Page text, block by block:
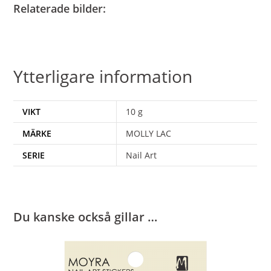
Relaterade bilder:
Ytterligare information
VIKT
10 g
MÄRKE
MOLLY LAC
SERIE
Nail Art
Du kanske också gillar …